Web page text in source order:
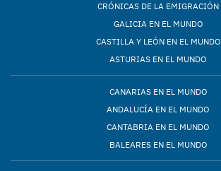
CRÓNICAS DE LA EMIGRACIÓN
GALICIA EN EL MUNDO
CASTILLA Y LEÓN EN EL MUNDO
ASTURIAS EN EL MUNDO
CANARIAS EN EL MUNDO
ANDALUCÍA EN EL MUNDO
CANTABRIA EN EL MUNDO
BALEARES EN EL MUNDO